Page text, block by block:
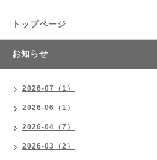
トップページ
お知らせ
2026-07（1）
2026-06（1）
2026-04（7）
2026-03（2）